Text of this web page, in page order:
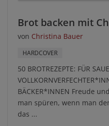
Brot backen mit
von Christina Bauer
HARDCOVER
50 BROTREZEPTE: FÜR
BÄCKER*INNEN Freude
man spüren, wenn man
das ...